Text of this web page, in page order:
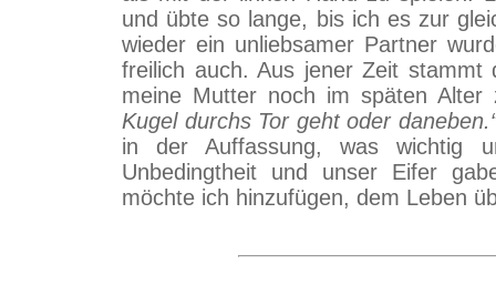
und übte so lange, bis ich es zur
wieder ein unliebsamer Partner
freilich auch. Aus jener Zeit
meine Mutter noch im späten
Kugel durchs Tor geht oder
in der Auffassung, was wichtig
Unbedingtheit und unser Eifer
möchte ich hinzufügen, dem Leben